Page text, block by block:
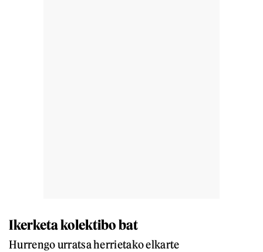
Ikerketa kolektibo bat
Hurrengo urratsa herrietako elkarte